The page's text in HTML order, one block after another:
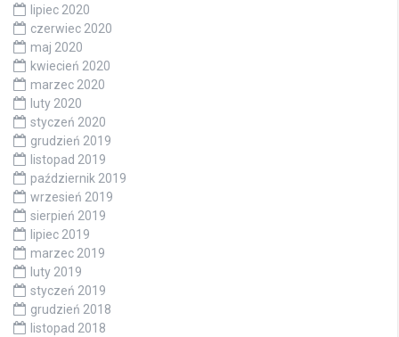
lipiec 2020
czerwiec 2020
maj 2020
kwiecień 2020
marzec 2020
luty 2020
styczeń 2020
grudzień 2019
listopad 2019
październik 2019
wrzesień 2019
sierpień 2019
lipiec 2019
marzec 2019
luty 2019
styczeń 2019
grudzień 2018
listopad 2018